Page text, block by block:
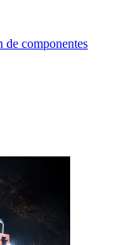
de componentes